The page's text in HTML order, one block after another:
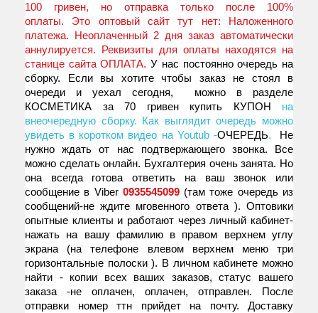
100 гривен, но отправка только после 100%
оплаты. Это оптовый сайт тут нет: Наложенного
платежа. Неоплаченный 2 дня заказ автоматически
аннулируется. Реквизиты для оплаты находятся на
станице сайтаОПЛАТА. У нас постоянно очередь на
сборку. Если вы хотите чтобы заказ не стоял в
очереди и уехал сегодня, можно в разделе
КОСМЕТИКА за 70 гривен купить КУПОН на
внеочередную сборку. Как выглядит очередь можно
увидеть в коротком видео на Youtub -ОЧЕРЕДЬ. Не
нужно ждать от нас подтвержающего звонка. Все
можно сделать онлайн. Бухгалтерия очень занята. Но
она всегда готова ответить на ваш звонок или
сообщение в Viber 0935545099(там тоже очередь из
сообщений-не ждите мговенного ответа ). Оптовики
опытные клиенты и работают через личный кабинет-
нажать на вашу фамилию в правом верхнем углу
экрана (на телефоне влевом верхнем меню три
горизонтальные полоски ). В личном кабинете можно
найти - копии всех ваших заказов, статус вашего
заказа -не оплачен, оплачен, отправлен. После
отправки номер ттн прийдет на почту. Доставку